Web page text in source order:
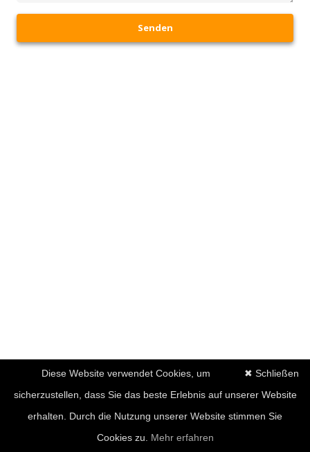
Senden
✖ Schließen
Diese Website verwendet Cookies, um
sicherzustellen, dass Sie das beste Erlebnis auf unserer Website
erhalten. Durch die Nutzung unserer Website stimmen Sie
Cookies zu. Mehr erfahren